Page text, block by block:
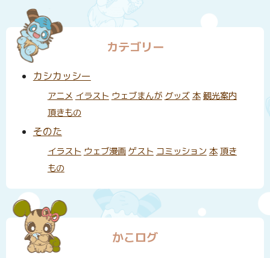
カテゴリー
カシカッシー
アニメ イラスト ウェブまんが グッズ 本 観光案内
頂きもの
そのた
イラスト ウェブ漫画 ゲスト コミッション 本 頂き
もの
かこログ